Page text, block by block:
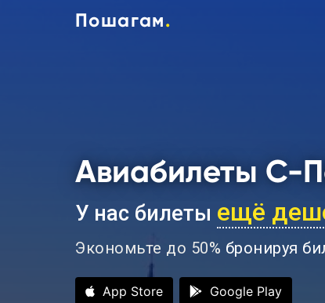
Пошагам.
Авиабилеты С-
У нас билеты ещё
Экономьте до 50% бронируя
App Store Google Play